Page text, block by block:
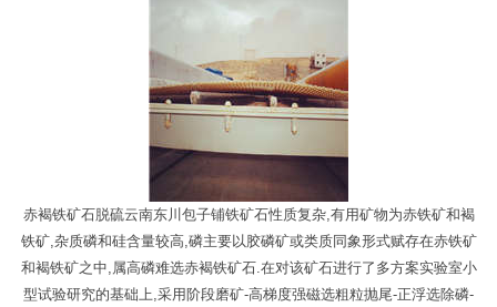
赤褐铁矿石脱硫云南东川包子铺铁矿石性质复杂,有用矿物为赤铁矿和褐
铁矿,杂质磷和硅含量较高,磷主要以胶磷矿或类质同象形式赋存在赤铁矿
和褐铁矿之中,属高磷难选赤褐铁矿石.在对该矿石进行了多方案实验室小
型试验研究的基础上,采用阶段磨矿-高梯度强磁选粗粒抛尾-正浮选除磷-